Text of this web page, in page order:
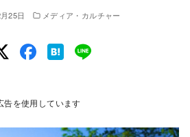
25日 メディア・カルチャー
告を使用しています